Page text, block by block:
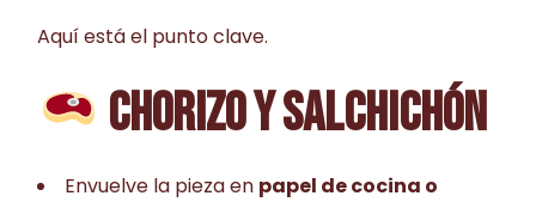
Aquí está el punto clave.
CHORIZO Y SALCHICHÓN
Envuelve la pieza en papel de cocina o